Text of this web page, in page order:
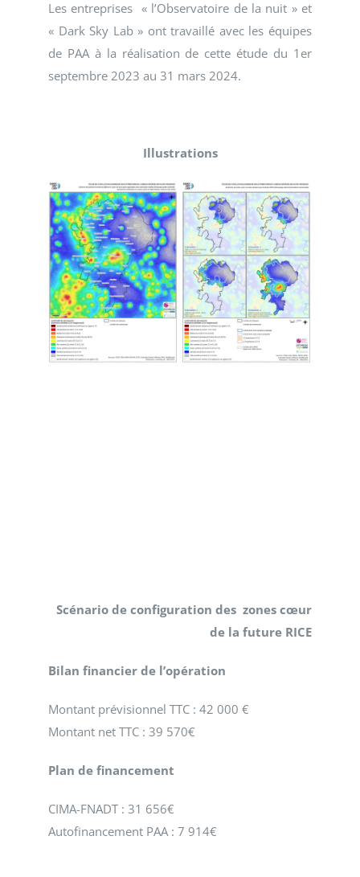
Les entreprises « l’Observatoire de la nuit » et
« Dark Sky Lab » ont travaillé avec les équipes
de PAA à la réalisation de cette étude du 1er
septembre 2023 au 31 mars 2024.
Illustrations
Scénario de configuration des zones cœur
de la future RICE
Bilan financier de l’opération
Montant prévisionnel TTC : 42 000 €
Montant net TTC : 39 570€
Plan de financement
CIMA-FNADT : 31 656€
Autofinancement PAA : 7 914€